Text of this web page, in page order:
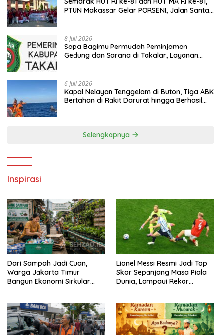
PTUN Makassar Gelar PORSENI, Jalan Santai
8 Juli 2026
Sapa Bagimu Permudah Peminjaman
Gedung dan Sarana di Takalar, Layanan
6 Juli 2026
Kapal Nelayan Tenggelam di Buton, Tiga ABK
Bertahan di Rakit Darurat hingga Berhasil
Selengkapnya
Inspirasi
Dari Sampah Jadi Cuan,
Warga Jakarta Timur
Bangun Ekonomi Sirkular
Lionel Messi Resmi Jadi Top
Skor Sepanjang Masa Piala
Dunia, Lampaui Rekor